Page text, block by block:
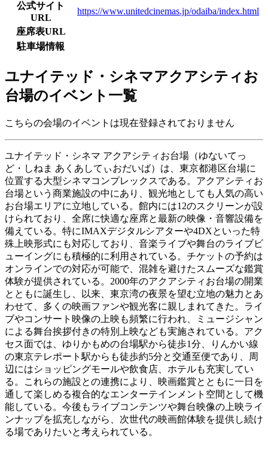
公式サイト
URL
https://www.unitedcinemas.jp/odaiba/index.html
座席表URL
駐車場情報
ユナイテッド・シネマアクアシティお
台場のイベント一覧
こちらの会場のイベントは現在登録されておりません
ユナイテッド・シネマ アクアシティお台場（ゆないてっ
ど・しねま あくあしてぃおだいば）は、東京都港区台場に
位置する大型シネマコンプレックスである。アクアシティお
台場という商業施設の中にあり、観光地としても人気の高い
お台場エリアに立地している。館内には12のスクリーンが設
けられており、全席に快適な座席と最新の映像・音響設備を
備えている。特にIMAXデジタルシアターや4DXといった特
殊上映形式にも対応しており、音楽ライブや舞台のライブビ
ューイングにも積極的に利用されている。チケットの予約は
オンラインでの対応が可能で、混雑を避けたスムーズな鑑賞
体験が提供されている。2000年のアクアシティお台場の開業
とともに誕生し、以来、東京湾の夜景を望む立地の魅力とあ
わせて、多くの映画ファンや観光客に親しまれてきた。ライ
ブやコンサート映像の上映も頻繁に行われ、ミュージシャン
による舞台挨拶付きの特別上映なども実施されている。アク
セス面では、ゆりかもめの台場駅から徒歩1分、りんかい線
の東京テレポート駅からも徒歩約5分と交通至便であり、周
辺にはショッピングモールや飲食店、ホテルも充実してい
る。これらの施設との連携により、映画鑑賞とともに一日を
通して楽しめる複合的なエンターテインメント空間として機
能している。今後もライブコンテンツや舞台映像の上映ライ
ンナップを拡充しながら、次世代の映画館体験を提供し続け
る場でありたいと考えられている。